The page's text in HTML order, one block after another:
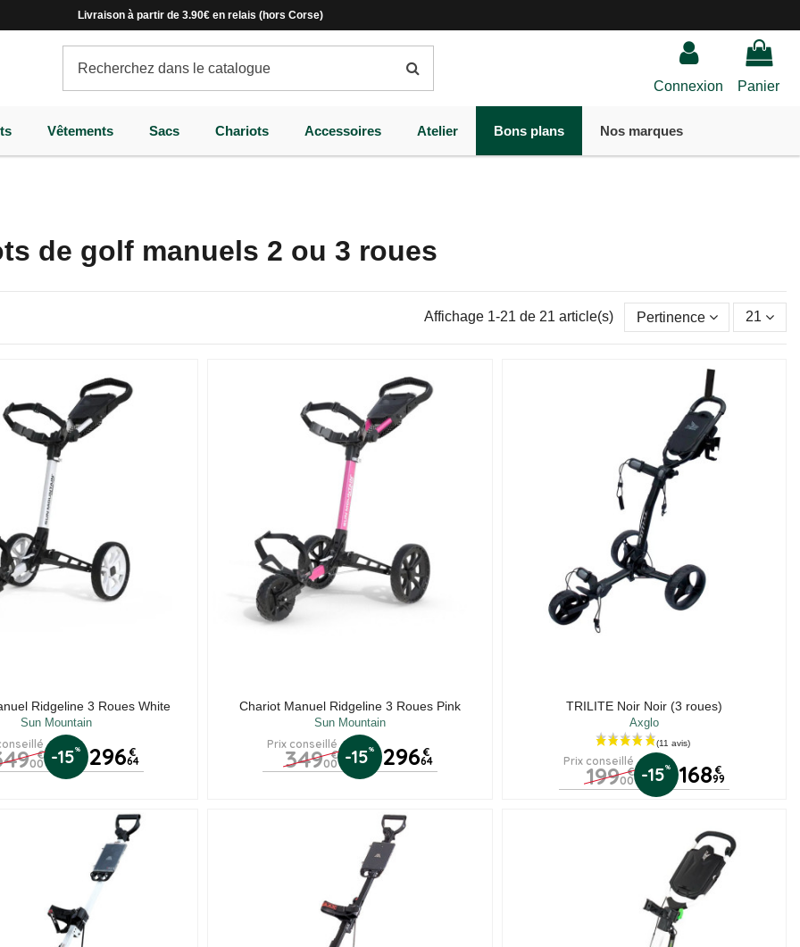
Livraison à partir de 3.90€ en relais (hors Corse)
Connexion Panier
Vêtements Sacs Chariots Accessoires Atelier Bons plans Nos marques
de golf manuels 2 ou 3 roues
Affichage 1-21 de 21 article(s) Pertinence 21
Ridgeline 3 Roues White
Sun Mountain
€
00 -15% 296 €
64
Chariot Manuel Ridgeline 3 Roues Pink
Sun Mountain
Prix conseillé
349 €
00 -15% 296 €
64
TRILITE Noir Noir (3 roues)
Axglo
Prix conseillé
199 €
00 -15% 168 €
99